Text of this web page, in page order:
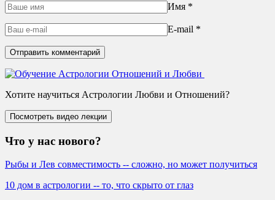
Имя *
E-mail *
Хотите научиться Астрологии Любви и Отношений?
Что у нас нового?
Рыбы и Лев совместимость -- сложно, но может получиться
10 дом в астрологии -- то, что скрыто от глаз